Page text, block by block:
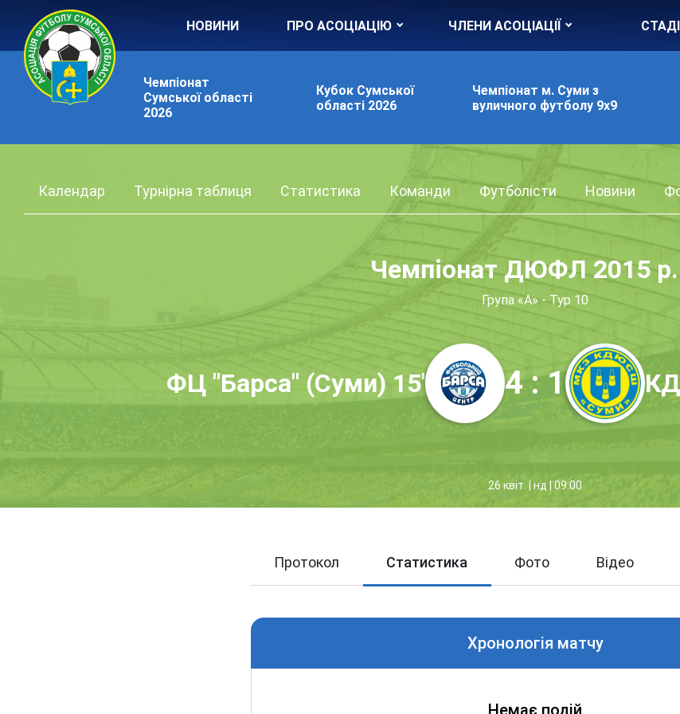
НОВИНИ ПРО АСОЦІАЦІЮ ЧЛЕНИ АСОЦІАЦІЇ
Чемпіонат
Сумської області
2026
Кубок Сумської
області 2026
Чемпіонат м. Суми з
вуличного футболу 9х9
Календар Турнірна таблиця Статистика Команди Футболісти Новини
Чемпіонат ДЮФЛ 2015
Група «А» - Тур 10
ФЦ "Барса" (Суми) 15' 4 : 1
26 квіт. | нд | 09:00
Протокол Статистика Фото Відео
Хронологія матчу
Немає подій